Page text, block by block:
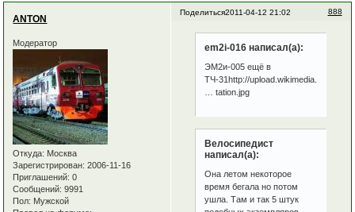
Поделиться 888
2011-04-12 21:02
ANTON
Модератор
Откуда: Москва
Зарегистрирован: 2006-11-16
Приглашений: 0
Сообщений: 9991
Пол: Мужской
em2i-016 написал(а):
ЭМ2и-005 ещё в
ТЧ-31http://upload.wikimedia.org/
… tation.jpg
Велосипедист
написал(а):
Она летом некоторое
время бегала но потом
ушла. Там и так 5 штук